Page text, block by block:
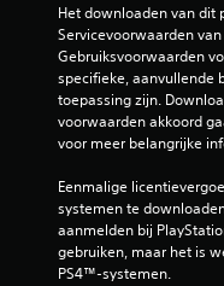
Het downloaden van dit
Servicevoorwaarden
Gebruiksvoorwaarden
specifieke, aanvullende
toepassing zijn.
voorwaarden akkoord
voor meer belangrijke
Eenmalige
systemen te
aanmelden bij
gebruiken, maar het is
PS4™-systemen.